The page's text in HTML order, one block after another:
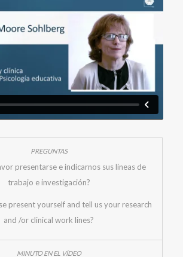
presentarse e indicarnos sus líneas de
trabajo e investigación?
present yourself and tell us your research
and /or clinical work lines?